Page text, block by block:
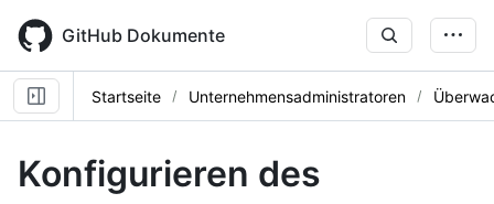
main
content
GitHub Dokumente
Startseite Unternehmensadministratoren
Konfigurieren des